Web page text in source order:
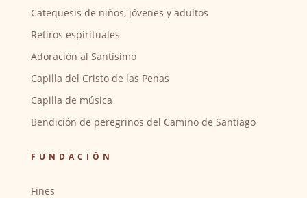
Catequesis de niños, jóvenes y adultos
Retiros espirituales
Adoración al Santísimo
Capilla del Cristo de las Penas
Capilla de música
Bendición de peregrinos del Camino de Santiago
FUNDACIÓN
Fines